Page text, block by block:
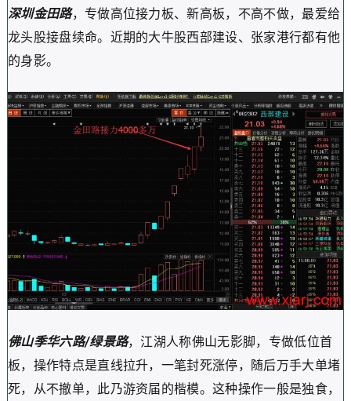
深圳金田路，专做高位接力板、新高板，不高不做，最爱给
龙头股接盘续命。近期的大牛股西部建设、张家港行都有他
的身影。
佛山季华六路/绿景路，江湖人称佛山无影脚，专做低位首
板，操作特点是直线拉升，一笔封死涨停，随后万手大单堵
死，从不撤单，此乃游资届的楷模。这种操作一般是独食，